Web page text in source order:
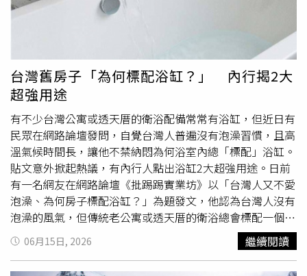
記憶就是，清晨的小學操場，睡眼惺忪的小小何曼希，牽著
外婆的手不停往前走。上了小學之後，媽媽經常會帶何曼希
和哥哥去看電影，她說，有一次哥哥選了《玩命關頭》，儘
管電影很好看，緊張刺激的情節與動作場面，還是讓她嚇得
從頭到尾喘不過氣，「後來跟哥哥大吵一架，我很生氣：為
什麼挑一部我不敢看的電影！」直到高中時，何曼希看了導
演林孝謙的賣座愛情電影《比悲傷更悲傷的故事》，才真正
啟發她想做一個演員的心願。她說，雖然她本來就是愛哭的
女生，但《比悲傷更悲傷的故事》讓她哭到不能呼吸，是從
來沒有過的體驗。她第一次震驚於作爲一個演員的感染力，
「竟然能有這麼大的能量，足以影響觀眾的情緒起伏！」更
巧合的是，何曼希的影壇出道作品《陽光女子合唱團》導演
正是林孝謙，何曼希不得不驚嘆「緣分真是太奇妙了」！何
曼希說，第一次見到林孝謙是在一個廣告拍攝現場，林孝謙
脖子上掛著毛巾，一直擦汗，感覺一點都不像導演，個性也
很隨和，「原來本人這麼可愛嗎？」2026桃園電影節將從8
台灣舊房子「為何標配浴缸？」 內行揭2大
超強用途
有不少台灣公寓或透天厝的衛浴配備常常有浴缸，但近日有
民眾在網路論壇發問，自覺台灣人普遍沒有泡澡習慣，且高
溫氣候時間長，讓他不禁納悶為何浴室內總「標配」浴缸。
貼文意外掀起熱議，有內行人點出浴缸2大超強用途。日前
有一名網友在網路論壇《批踢踢實業坊》以「台灣人又不愛
泡澡、為何房子標配浴缸？」為題發文，他認為台灣人沒有
泡澡的風氣，但傳統老公寓或透天厝的衛浴總會標配一個浴
缸，有些馬賽克磁磚的浴缸久了還會發霉，且他覺得老一輩
的更不愛泡澡，質疑房子內特地擺浴缸是弄心酸的。貼文一
出，底下吸引許多人熱烈討論。部分網友贊同原PO觀點，
06月15日, 2026 繼續閱讀